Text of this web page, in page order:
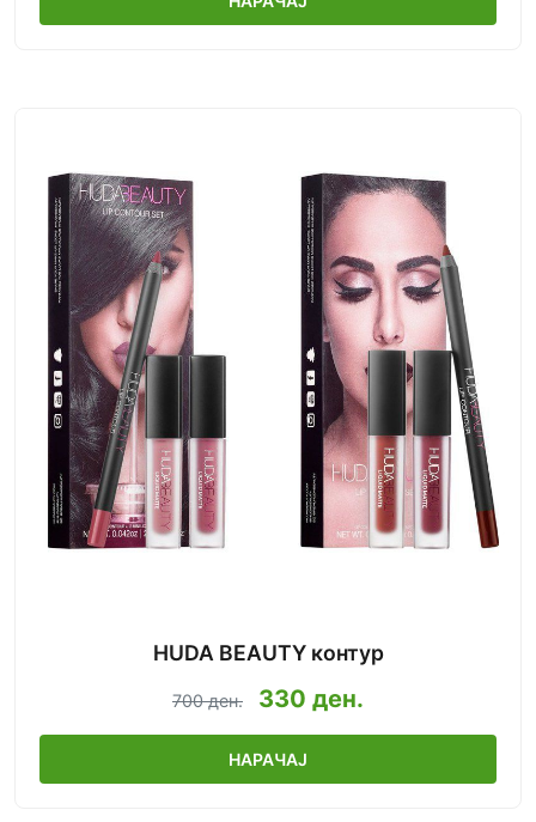
HUDA BEAUTY контур
700 ден. 330 ден.
НАРАЧАЈ